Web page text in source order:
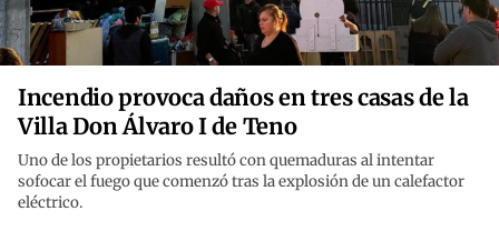
Incendio provoca daños en tres casas de la
Villa Don Álvaro I de Teno
Uno de los propietarios resultó con quemaduras al intentar
sofocar el fuego que comenzó tras la explosión de un calefactor
eléctrico.